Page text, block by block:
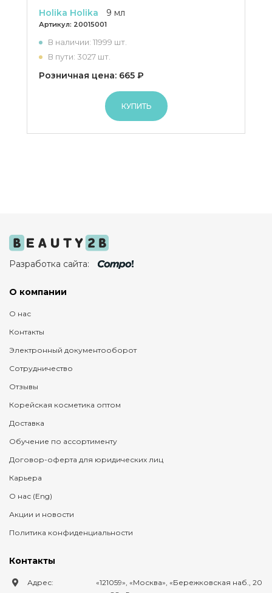
Holika Holika
9 мл
Артикул: 20015001
В наличии: 11999 шт.
В пути: 3027 шт.
Розничная цена: 665 ₽
КУПИТЬ
Разработка сайта:
О компании
О нас
Контакты
Электронный документооборот
Сотрудничество
Отзывы
Корейская косметика оптом
Доставка
Обучение по ассортименту
Договор-оферта для юридических лиц
Карьера
О нас (Eng)
Акции и новости
Политика конфиденциальности
Контакты
Адрес: 121059 Москва
Бережковская наб., 20